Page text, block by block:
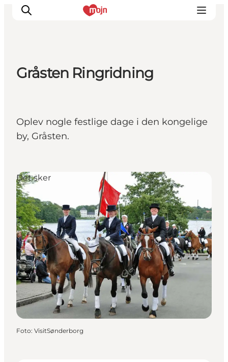
Det sker
Overnatning
Planlæg din ferie
Gråsten Ringridning
Oplev nogle festlige dage i den kongelige
by, Gråsten.
Det sker
Foto: VisitSønderborg